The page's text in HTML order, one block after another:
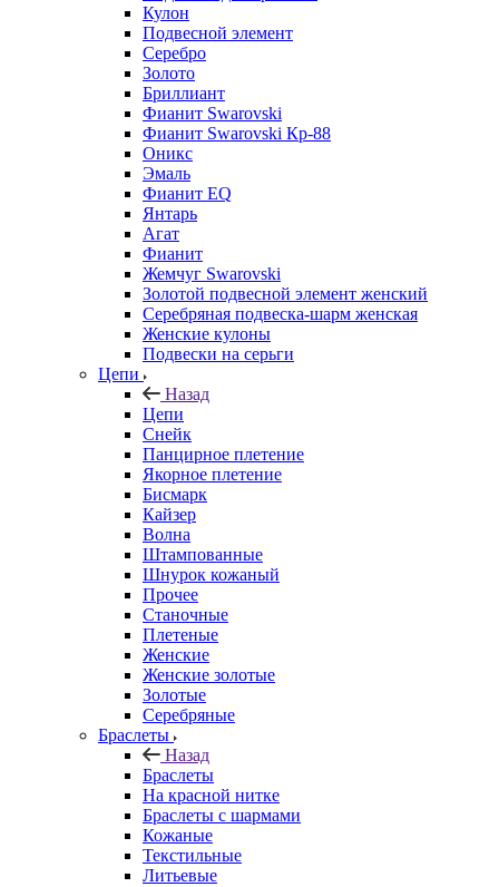
Кулон
Подвесной элемент
Серебро
Золото
Бриллиант
Фианит Swarovski
Фианит Swarovski Кр-88
Оникс
Эмаль
Фианит EQ
Янтарь
Агат
Фианит
Жемчуг Swarovski
Золотой подвесной элемент женcкий
Серебряная подвеска-шарм женская
Женские кулоны
Подвески на серьги
Цепи
Назад
Цепи
Снейк
Панцирное плетение
Якорное плетение
Бисмарк
Кайзер
Волна
Штампованные
Шнурок кожаный
Прочее
Станочные
Плетеные
Женские
Женские золотые
Золотые
Серебряные
Браслеты
Назад
Браслеты
На красной нитке
Браслеты с шармами
Кожаные
Текстильные
Литьевые